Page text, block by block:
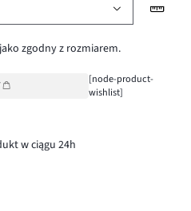
zgodny z rozmiarem.
[node-product-
wishlist]
w ciągu 24h